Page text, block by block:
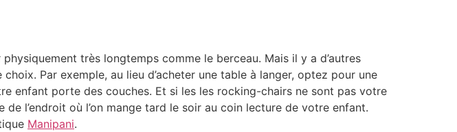
très longtemps comme le berceau. Mais il y a d’autres
Par exemple, au lieu d’acheter une table à langer, optez pour une
enfant porte des couches. Et si les les rocking-chairs ne sont pas votre
l’endroit où l’on mange tard le soir au coin lecture de votre enfant.
Manipani.